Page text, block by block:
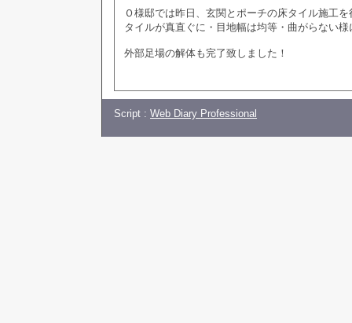
Ｏ様邸では昨日、玄関とポーチの床タイル施工
タイルが真直ぐに・目地幅は均等・曲がらない
外部足場の解体も完了致しました！
Script : Web Diary Professional